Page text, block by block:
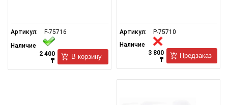
Артикул:
F-75716
Наличие
2 400
₸
В корзину
Артикул:
P-75710
Наличие
3 800
₸
Предзаказ